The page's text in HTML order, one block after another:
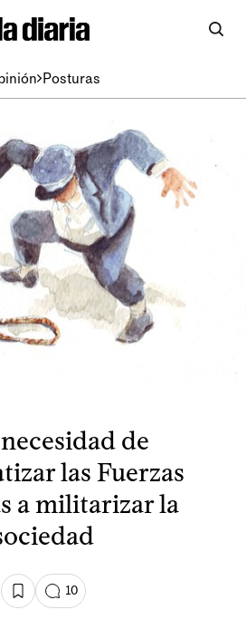
Posturas
de
las Fuerzas
a militarizar la
10